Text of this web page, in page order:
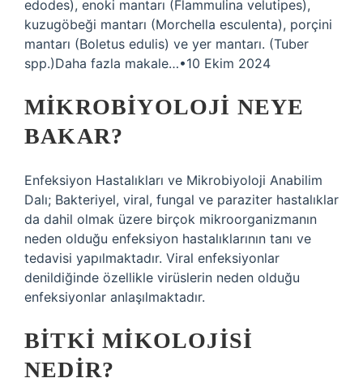
edodes), enoki mantarı (Flammulina velutipes),
kuzugöbeği mantarı (Morchella esculenta), porçini
mantarı (Boletus edulis) ve yer mantarı. (Tuber
spp.)Daha fazla makale…•10 Ekim 2024
MIKROBIYOLOJI NEYE
BAKAR?
Enfeksiyon Hastalıkları ve Mikrobiyoloji Anabilim
Dalı; Bakteriyel, viral, fungal ve paraziter hastalıklar
da dahil olmak üzere birçok mikroorganizmanın
neden olduğu enfeksiyon hastalıklarının tanı ve
tedavisi yapılmaktadır. Viral enfeksiyonlar
denildiğinde özellikle virüslerin neden olduğu
enfeksiyonlar anlaşılmaktadır.
BITKI MIKOLOJISI
NEDIR?